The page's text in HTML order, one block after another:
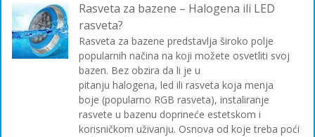
Rasveta za bazene – Halogena ili LED
rasveta?
Rasveta za bazene predstavlja široko polje
popularnih načina na koji možete osvetliti svoj
bazen. Bez obzira da li je u
pitanju halogena, led ili rasveta koja menja
boje (popularno RGB rasveta), instaliranje
rasvete u bazenu doprineće estetskom i
korisničkom uživanju. Osnova od koje treba poći